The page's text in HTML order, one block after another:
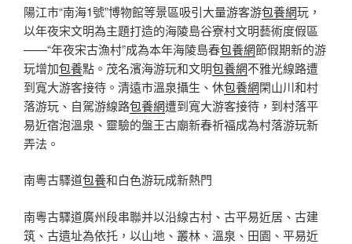
陽江市“南海1號”博物館等景區吸引大量游客游包養網玩，
以年夜宋文明為主題打造的海陵島谷寮村文明藝術度假區
——“年夜宋古漁村”成為本年海陵島春包養網節假期新的游
玩增加包養點。茂名濱海游玩和文明包養網不雅光線路遭
到寬大游客接待。清遠市溫泉攝生、休包養網閑山川和村
落游玩、自駕游線路包養網遭到寬大游客接待，到村落平
易近宿泡溫泉、靈驗的盤王古廟新春祈福成為村落游玩新
弄法。
南粵古驛道包養和白色游玩成新熱門
南粵古驛道廣州段串聯并以沿線古村、古平易近居、古建
筑、古遺址為依托，以山地、叢林、溫泉、田園、平易近